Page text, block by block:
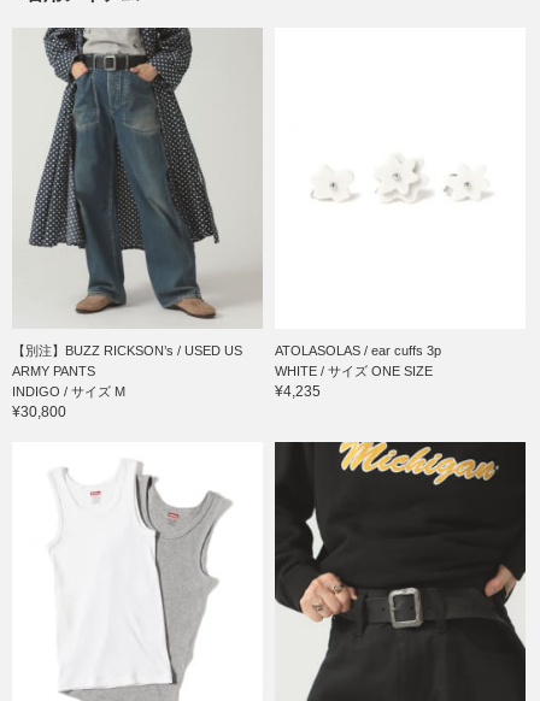
【別注】BUZZ RICKSON’s / USED US
ARMY PANTS
INDIGO / サイズ M
¥30,800
ATOLASOLAS / ear cuffs 3p
WHITE / サイズ ONE SIZE
¥4,235